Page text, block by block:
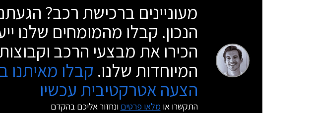
מעוניינים ברכישת רכב?
הנכון. קבלו מהמומחים שלנו
הכירו את מבצעי הרכב
המיוחדות שלנו. קבלו מאיתנו
הצעה אטרקטיבית עכשיו
התקשרו או מלאו פרטים ונחזור אליכם בהקדם